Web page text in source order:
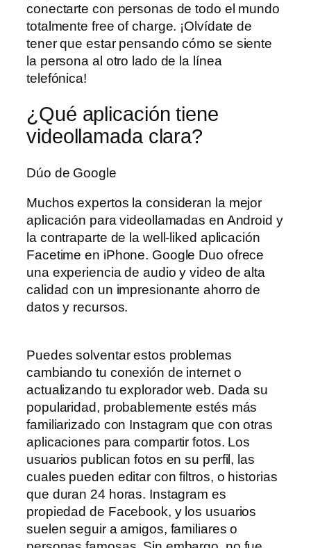
conectarte con personas de todo el mundo
totalmente free of charge. ¡Olvídate de
tener que estar pensando cómo se siente
la persona al otro lado de la línea
telefónica!
¿Qué aplicación tiene
videollamada clara?
Dúo de Google
Muchos expertos la consideran la mejor
aplicación para videollamadas en Android y
la contraparte de la well-liked aplicación
Facetime en iPhone. Google Duo ofrece
una experiencia de audio y video de alta
calidad con un impresionante ahorro de
datos y recursos.
Puedes solventar estos problemas
cambiando tu conexión de internet o
actualizando tu explorador web. Dada su
popularidad, probablemente estés más
familiarizado con Instagram que con otras
aplicaciones para compartir fotos. Los
usuarios publican fotos en su perfil, las
cuales pueden editar con filtros, o historias
que duran 24 horas. Instagram es
propiedad de Facebook, y los usuarios
suelen seguir a amigos, familiares o